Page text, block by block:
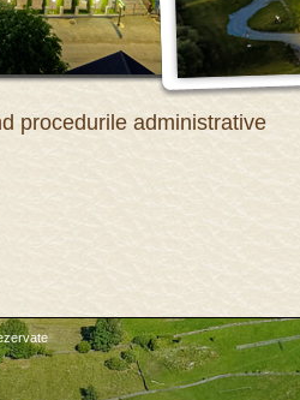
procedurile administrative